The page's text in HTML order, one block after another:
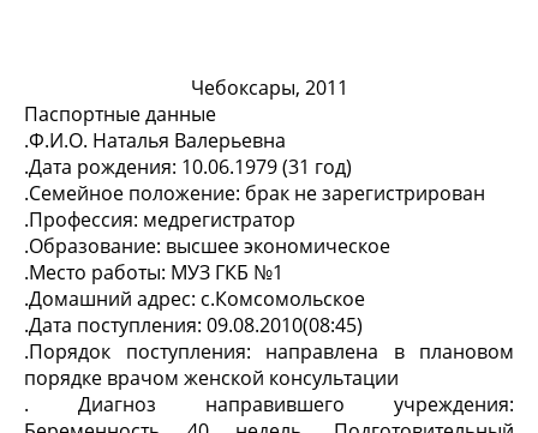
Чебоксары, 2011
Паспортные данные
.Ф.И.О. Наталья Валерьевна
.Дата рождения: 10.06.1979 (31 год)
.Семейное положение: брак не зарегистрирован
.Профессия: медрегистратор
.Образование: высшее экономическое
.Место работы: МУЗ ГКБ №1
.Домашний адрес: с.Комсомольское
.Дата поступления: 09.08.2010(08:45)
.Порядок поступления: направлена в плановом
порядке врачом женской консультации
. Диагноз направившего учреждения: